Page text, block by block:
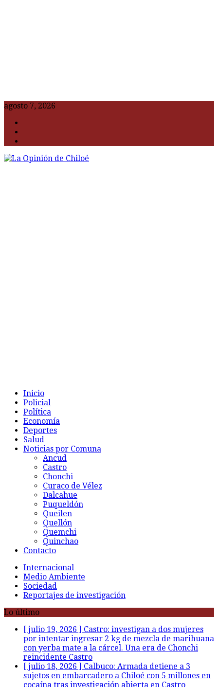
agosto 7, 2026
Inicio
Policial
Política
Economía
Deportes
Salud
Noticias por Comuna
Ancud
Castro
Chonchi
Curaco de Vélez
Dalcahue
Puqueldón
Queilen
Quellón
Quemchi
Quinchao
Contacto
Internacional
Medio Ambiente
Sociedad
Reportajes de investigación
Lo último
[ julio 19, 2026 ] Castro: investigan a dos mujeres
por intentar ingresar 2 kg de mezcla de marihuana
con yerba mate a la cárcel. Una era de Chonchi
reincidente Castro
[ julio 18, 2026 ] Calbuco: Armada detiene a 3
sujetos en embarcadero a Chiloé con 5 millones en
cocaína tras investigación abierta en Castro